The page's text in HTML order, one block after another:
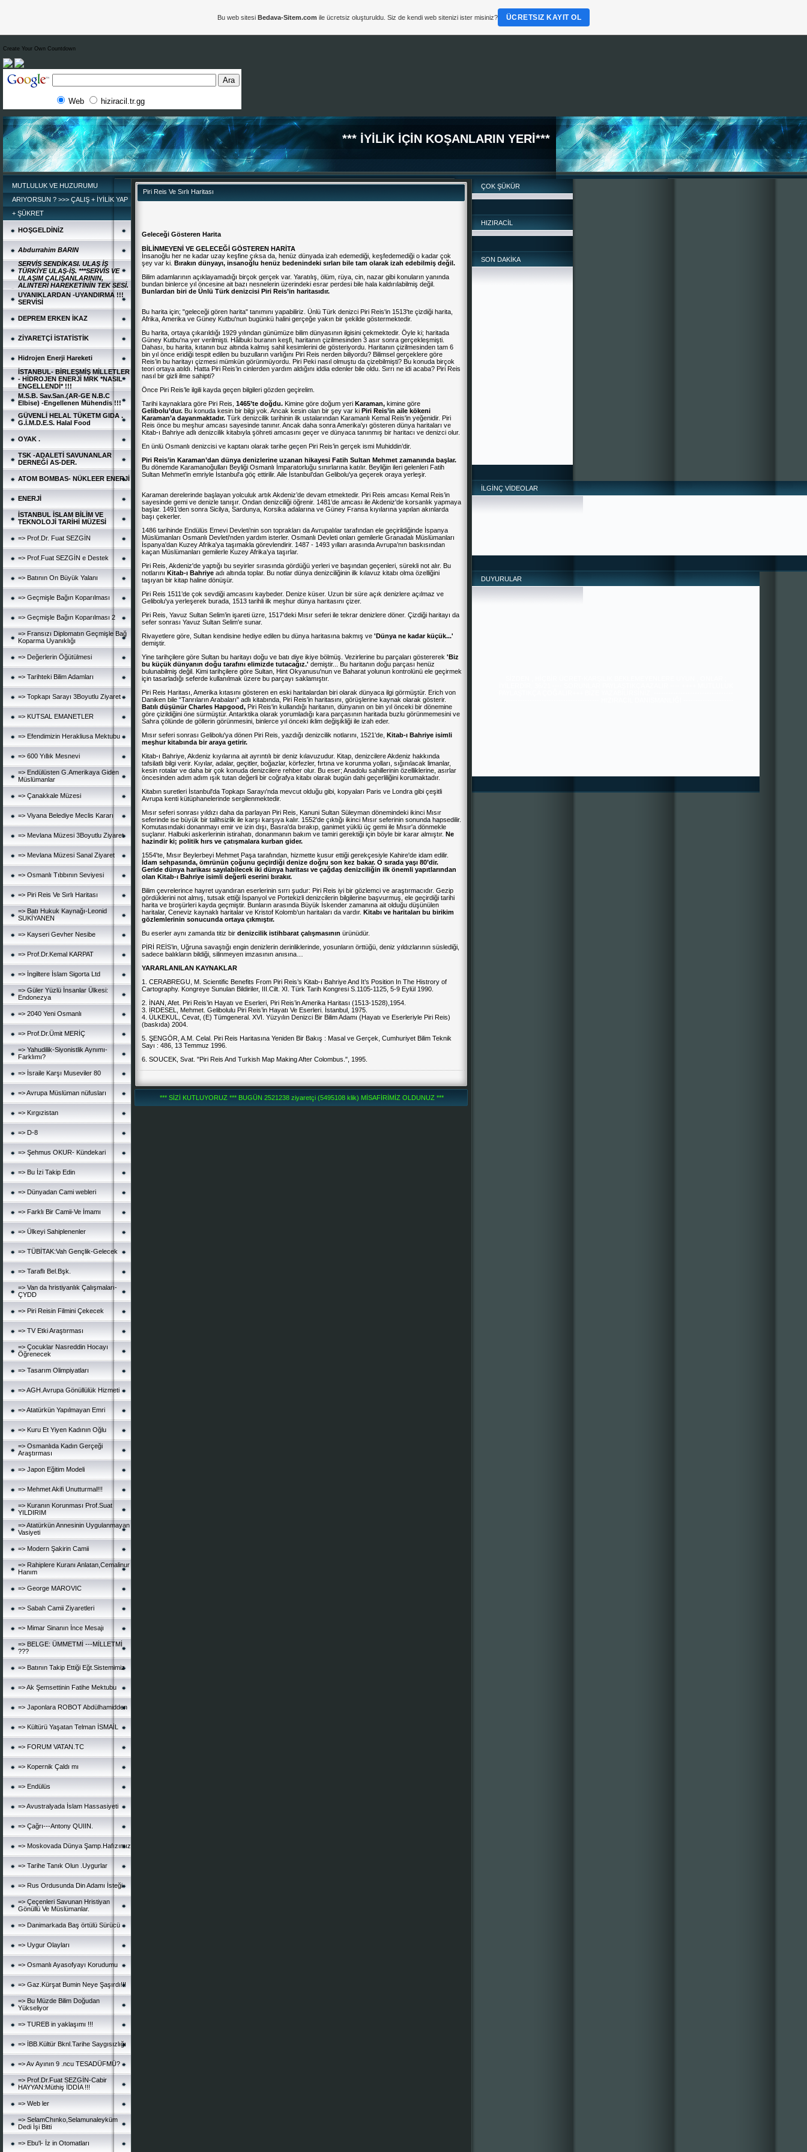
Create Your Own Countdown
Web hiziracil.tr.gg
*** İYİLİK İÇİN KOŞANLARIN YERİ***
MUTLULUK VE HUZURUMU
ARIYORSUN ? >>> ÇALIŞ + İYİLİK YAP
+ ŞÜKRET
HOŞGELDİNİZ
Abdurrahim BARIN
SERVİS SENDİKASI. ULAŞ İŞ
TÜRKİYE ULAŞ-İŞ. ***SERVİS VE
ULAŞIM ÇALIŞANLARININ,
ALINTERİ HAREKETİNİN TEK SESİ.
UYANIKLARDAN -UYANDIRMA !!!
SERVİSİ
DEPREM ERKEN İKAZ
ZİYARETÇİ İSTATİSTİK
Hidrojen Enerji Hareketi
İSTANBUL- BİRLEŞMİŞ MİLLETLER
- HİDROJEN ENERJİ MRK *NASIL
ENGELLENDİ* !!!
M.S.B. Sav.San.(AR-GE N.B.C
Elbise) -Engellenen Mühendis !!!
GÜVENLİ HELAL TÜKETM GIDA .
G.İ.M.D.E.S. Halal Food
OYAK .
TSK -ADALETİ SAVUNANLAR
DERNEĞİ AS-DER.
ATOM BOMBAS- NÜKLEER ENERJİ
ENERJİ
İSTANBUL İSLAM BİLİM VE
TEKNOLOJİ TARİHİ MÜZESİ
=> Prof.Dr. Fuat SEZGİN
=> Prof.Fuat SEZGİN e Destek
=> Batının On Büyük Yalanı
=> Geçmişle Bağın Koparılması
=> Geçmişle Bağın Koparılması 2
=> Fransızı Diplomatın Geçmişle Bağ
Koparma Uyanıklığı
=> Değerlerin Öğütülmesi
=> Tarihteki Bilim Adamları
=> Topkapı Sarayı 3Boyutlu Ziyaret
=> KUTSAL EMANETLER
=> Efendimizin Herakliusa Mektubu
=> 600 Yıllık Mesnevi
=> Endülüsten G.Amerikaya Giden
Müslümanlar
=> Çanakkale Müzesi
=> Viyana Belediye Meclis Kararı
=> Mevlana Müzesi 3Boyutlu Ziyaret
=> Mevlana Müzesi Sanal Ziyaret
=> Osmanlı Tıbbının Seviyesi
=> Piri Reis Ve Sırlı Haritası
=> Batı Hukuk Kaynağı-Leonid
SUKİYANEN
=> Kayseri Gevher Nesibe
=> Prof.Dr.Kemal KARPAT
=> İngiltere İslam Sigorta Ltd
=> Güler Yüzlü İnsanlar Ülkesi:
Endonezya
=> 2040 Yeni Osmanlı
=> Prof.Dr.Ümit MERİÇ
=> Yahudilik-Siyonistlik Aynımı-
Farklımı?
=> İsraile Karşı Museviler 80
=> Avrupa Müslüman nüfusları
=> Kırgızistan
=> D-8
=> Şehmus OKUR- Kündekari
=> Bu İzi Takip Edin
=> Dünyadan Cami webleri
=> Farklı Bir Camii-Ve İmamı
=> Ülkeyi Sahiplenenler
=> TÜBİTAK:Vah Gençlik-Gelecek
=> Taraflı Bel.Bşk.
=> Van da hristiyanlık Çalışmaları-
ÇYDD
=> Piri Reisin Filmini Çekecek
=> TV Etki Araştırması
=> Çocuklar Nasreddin Hocayı
Öğrenecek
=> Tasarım Olimpiyatları
=> AGH.Avrupa Gönüllülük Hizmeti
=> Atatürkün Yapılmayan Emri
=> Kuru Et Yiyen Kadının Oğlu
=> Osmanlıda Kadın Gerçeği
Araştırması
=> Japon Eğitim Modeli
=> Mehmet Akifi Unutturmal!!!
=> Kuranın Korunması Prof.Suat
YILDIRIM
=> Atatürkün Annesinin Uygulanmayan
Vasiyeti
=> Modern Şakirin Camii
=> Rahiplere Kuranı Anlatan,Cemalinur
Hanım
=> George MAROVIC
=> Sabah Camii Ziyaretleri
=> Mimar Sinanın İnce Mesajı
=> BELGE: ÜMMETMİ ---MİLLETMİ
???
=> Batının Takip Ettiği Eğt.Sistemimiz
=> Ak Şemsettinin Fatihe Mektubu
=> Japonlara ROBOT Abdülhamidden
=> Kültürü Yaşatan Telman İSMAİL
=> FORUM VATAN.TC
=> Kopernik Çaldı mı
=> Endülüs
=> Avustralyada İslam Hassasiyeti
=> Çağrı---Antony QUIIN.
=> Moskovada Dünya Şamp.Hafızımız
=> Tarihe Tanık Olun .Uygurlar
=> Rus Ordusunda Din Adamı İsteği
=> Çeçenleri Savunan Hristiyan
Gönüllü Ve Müslümanlar.
=> Danimarkada Baş örtülü Sürücü
=> Uygur Olayları
=> Osmanlı Ayasofyayı Korudumu
=> Gaz.Kürşat Bumin Neye Şaşırdı!!!
=> Bu Müzde Bilim Doğudan
Yükseliyor
=> TUREB in yaklaşımı !!!
=> İBB.Kültür Bknl.Tarihe Saygısızlığı
=> Av Ayının 9 .ncu TESADÜFMÜ?
=> Prof.Dr.Fuat SEZGİN-Cabir
HAYYAN:Müthiş İDDİA !!!
=> Web ler
=> SelamChınko,Selamunaleyküm
Dedi İşi Bitti
=> Ebu'l- İz in Otomatları
Piri Reis Ve Sırlı Haritası
Geleceği Gösteren Harita
BİLİNMEYENİ VE GELECEĞİ GÖSTEREN HARİTA
İnsanoğlu her ne kadar uzay keşfine çıksa da, henüz dünyada izah edemediği, keşfedemediği o kadar çok
şey var ki. Bırakın dünyayı, insanoğlu henüz bedenindeki sırları bile tam olarak izah edebilmiş değil.
Bilim adamlarının açıklayamadığı birçok gerçek var. Yaratılış, ölüm, rüya, cin, nazar gibi konuların yanında
bundan binlerce yıl öncesine ait bazı nesnelerin üzerindeki esrar perdesi bile hala kaldırılabilmiş değil.
Bunlardan biri de Ünlü Türk denizcisi Piri Reis’in haritasıdır.
Bu harita için; "geleceği gören harita" tanımını yapabiliriz. Ünlü Türk denizci Piri Reis'in 1513'te çizdiği harita,
Afrika, Amerika ve Güney Kutbu'nun bugünkü halini gerçeğe yakın bir şekilde göstermektedir.
Bu harita , ortaya çıkarıldığı 1929 yılından günümüze bilim dünyasının ilgisini çekmektedir. Öyle ki; haritada
Güney Kutbu'na yer verilmişti. Hâlbuki buranın keşfi, haritanın çizilmesinden 3 asır sonra gerçekleşmişti.
Dahası, bu harita , kıtanın buz altında kalmış sahil kesimlerini de gösteriyordu. Haritanın çizilmesinden tam 6
bin yıl önce eridiği tespit edilen bu buzulların varlığını Piri Reis nerden biliyordu? Bilimsel gerçeklere göre
Reis’in bu haritayı çizmesi mümkün görünmüyordu. Piri Peki nasıl olmuştu da çizebilmişti? Bu konuda birçok
teori ortaya atıldı. Hatta Piri Reis’in cinlerden yardım aldığını iddia edenler bile oldu. Sırrı ne idi acaba? Piri Reis
nasıl bir gizli ilme sahipti?
Önce Piri Reis’le ilgili kayda geçen bilgileri gözden geçirelim.
Tarihi kaynaklara göre Piri Reis, 1465’te doğdu. Kimine göre doğum yeri Karaman, kimine göre
Gelibolu’dur. Bu konuda kesin bir bilgi yok. Ancak kesin olan bir şey var ki Piri Reis’in aile kökeni
Karaman’a dayanmaktadır. Türk denizcilik tarihinin ilk ustalarından Karamanlı Kemal Reis'in yeğenidir. Piri
Reis önce bu meşhur amcası sayesinde tanınır. Ancak daha sonra Amerika'yı gösteren dünya haritaları ve
Kitab-ı Bahriye adlı denizcilik kitabıyla şöhreti amcasını geçer ve dünyaca tanınmış bir haritacı ve denizci olur.
En ünlü Osmanlı denizcisi ve kaptanı olarak tarihe geçen Piri Reis’in gerçek ismi Muhiddin’dir.
Piri Reis’in Karaman’dan dünya denizlerine uzanan hikayesi Fatih Sultan Mehmet zamanında başlar.
Bu dönemde Karamanoğulları Beyliği Osmanlı İmparatorluğu sınırlarına katılır. Beyliğin ileri gelenleri Fatih
Sultan Mehmet'in emriyle İstanbul'a göç ettirilir. Aile İstanbul’dan Gelibolu'ya geçerek oraya yerleşir.
Karaman derelerinde başlayan yolculuk artık Akdeniz’de devam etmektedir. Piri Reis amcası Kemal Reis’in
sayesinde gemi ve denizle tanışır. Ondan denizciliği öğrenir. 1481’de amcası ile Akdeniz'de korsanlık yapmaya
başlar. 1491’den sonra Sicilya, Sardunya, Korsika adalarına ve Güney Fransa kıyılarına yapılan akınlarda
başı çekerler.
1486 tarihinde Endülüs Emevi Devleti’nin son toprakları da Avrupalılar tarafından ele geçirildiğinde İspanya
Müslümanları Osmanlı Devleti'nden yardım isterler. Osmanlı Devleti onları gemilerle Granadalı Müslümanları
İspanya'dan Kuzey Afrika'ya taşımakla görevlendirir. 1487 - 1493 yılları arasında Avrupa’nın baskısından
kaçan Müslümanları gemilerle Kuzey Afrika’ya taşırlar.
Piri Reis, Akdeniz'de yaptığı bu seyirler sırasında gördüğü yerleri ve başından geçenleri, sürekli not alır. Bu
notlarını Kitab-ı Bahriye adı altında toplar. Bu notlar dünya denizciliğinin ilk kılavuz kitabı olma özelliğini
taşıyan bir kitap haline dönüşür.
Piri Reis 1511’de çok sevdiği amcasını kaybeder. Denize küser. Uzun bir süre açık denizlere açılmaz ve
Gelibolu'ya yerleşerek burada, 1513 tarihli ilk meşhur dünya haritasını çizer.
Piri Reis , Yavuz Sultan Selim’in işareti üzre, 1517'deki Mısır seferi ile tekrar denizlere döner. Çizdiği haritayı da
sefer sonrası Yavuz Sultan Selim'e sunar.
Rivayetlere göre, Sultan kendisine hediye edilen bu dünya haritasına bakmış ve 'Dünya ne kadar küçük...'
demiştir.
Yine tarihçilere göre Sultan bu haritayı doğu ve batı diye ikiye bölmüş. Vezirlerine bu parçaları göstererek 'Biz
bu küçük dünyanın doğu tarafını elimizde tutacağız.' demiştir... Bu haritanın doğu parçası henüz
bulunabilmiş değil. Kimi tarihçilere göre Sultan, Hint Okyanusu'nun ve Baharat yolunun kontrolünü ele geçirmek
için tasarladığı seferde kullanılmak üzere bu parçayı saklamıştır.
Piri Reis Haritası, Amerika kıtasını gösteren en eski haritalardan biri olarak dünyaca ilgi görmüştür. Erich von
Daniken bile “Tanrıların Arabaları" adlı kitabında, Piri Reis’in haritasını, görüşlerine kaynak olarak gösterir.
Batılı düşünür Charles Hapgood, Piri Reis'in kullandığı haritanın, dünyanın on bin yıl önceki bir dönemine
göre çizildiğini öne sürmüştür. Antarktika olarak yorumladığı kara parçasının haritada buzlu görünmemesini ve
Sahra çölünde de göllerin görünmesini, binlerce yıl önceki iklim değişikliği ile izah eder.
Mısır seferi sonrası Gelibolu'ya dönen Piri Reis, yazdığı denizcilik notlarını, 1521'de, Kitab-ı Bahriye isimli
meşhur kitabında bir araya getirir.
Kitab-ı Bahriye, Akdeniz kıyılarına ait ayrıntılı bir deniz kılavuzudur. Kitap, denizcilere Akdeniz hakkında
tafsilatlı bilgi verir. Kıyılar, adalar, geçitler, boğazlar, körfezler, fırtına ve korunma yolları, sığınılacak limanlar,
kesin rotalar ve daha bir çok konuda denizcilere rehber olur. Bu eser; Anadolu sahillerinin özelliklerine, asırlar
öncesinden adım adım ışık tutan değerli bir coğrafya kitabı olarak bugün dahi geçerliliğini korumaktadır.
Kitabın suretleri İstanbul'da Topkapı Sarayı'nda mevcut olduğu gibi, kopyaları Paris ve Londra gibi çeşitli
Avrupa kenti kütüphanelerinde sergilenmektedir.
Mısır seferi sonrası yıldızı daha da parlayan Piri Reis, Kanuni Sultan Süleyman dönemindeki ikinci Mısır
seferinde ise büyük bir talihsizlik ile karşı karşıya kalır. 1552'de çıktığı ikinci Mısır seferinin sonunda hapsedilir.
Komutasındaki donanmayı emir ve izin dışı, Basra'da bırakıp, ganimet yüklü üç gemi ile Mısır'a dönmekle
suçlanır. Halbuki askerlerinin istirahatı, donanmanın bakım ve tamiri gerektiği için böyle bir karar almıştır. Ne
hazindir ki; politik hırs ve çatışmalara kurban gider.
1554'te, Mısır Beylerbeyi Mehmet Paşa tarafından, hizmette kusur ettiği gerekçesiyle Kahire'de idam edilir.
İdam sehpasında, ömrünün çoğunu geçirdiği denize doğru son kez bakar. O sırada yaşı 80’dir.
Geride dünya harikası sayılabilecek iki dünya haritası ve çağdaş denizciliğin ilk önemli yapıtlarından
olan Kitab-ı Bahriye isimli değerli eserini bırakır.
Bilim çevrelerince hayret uyandıran eserlerinin sırrı şudur: Piri Reis iyi bir gözlemci ve araştırmacıdır. Gezip
gördüklerini not almış, tutsak ettiği İspanyol ve Portekizli denizcilerin bilgilerine başvurmuş, ele geçirdiği tarihi
harita ve broşürleri kayda geçmiştir. Bunların arasında Büyük İskender zamanına ait olduğu düşünülen
haritalar, Ceneviz kaynaklı haritalar ve Kristof Kolomb’un haritaları da vardır. Kitabı ve haritaları bu birikim
gözlemlerinin sonucunda ortaya çıkmıştır.
Bu eserler aynı zamanda titiz bir denizcilik istihbarat çalışmasının ürünüdür.
PİRİ REİS’in, Uğruna savaştığı engin denizlerin derinliklerinde, yosunların örttüğü, deniz yıldızlarının süslediği,
sadece balıkların bildiği, silinmeyen imzasının anısına…
YARARLANILAN KAYNAKLAR
1. CERABREGU, M. Scientific Benefits From Piri Reis’s Kitab-ı Bahriye And It’s Position In The Histrory of
Cartography. Kongreye Sunulan Bildiriler, III.Cilt. XI. Türk Tarih Kongresi S.1105-1125, 5-9 Eylül 1990.
2. İNAN, Afet. Piri Reis’in Hayatı ve Eserleri, Piri Reis’in Amerika Haritası (1513-1528),1954.
3. İRDESEL, Mehmet. Gelibolulu Piri Reis’in Hayatı Ve Eserleri. İstanbul, 1975.
4. ÜLKEKUL, Cevat, (E) Tümgeneral. XVI. Yüzyılın Denizci Bir Bilim Adamı (Hayatı ve Eserleriyle Piri Reis)
(baskıda) 2004.
5. ŞENGÖR, A.M. Celal. Piri Reis Haritasına Yeniden Bir Bakış : Masal ve Gerçek, Cumhuriyet Bilim Teknik
Sayı : 486, 13 Temmuz 1996.
6. SOUCEK, Svat. "Piri Reis And Turkish Map Making After Colombus.", 1995.
*** SİZİ KUTLUYORUZ *** BUGÜN 2521238 ziyaretçi (5495108 klik) MİSAFİRİMİZ OLDUNUZ ***
ÇOK ŞÜKÜR
HIZIRACİL
SON DAKİKA
İLGİNÇ VİDEOLAR
DUYURULAR
Bu web sitesi Bedava-Sitem.com ile ücretsiz oluşturuldu. Siz de kendi web sitenizi ister misiniz? ÜCRETSIZ KAYIT OL
*